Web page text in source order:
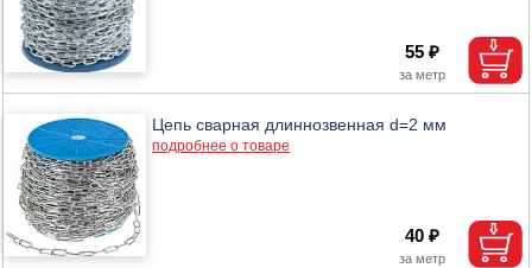
55 ₽
Цепь сварная длиннозвенная d=2 мм
подробнее о товаре
40 ₽